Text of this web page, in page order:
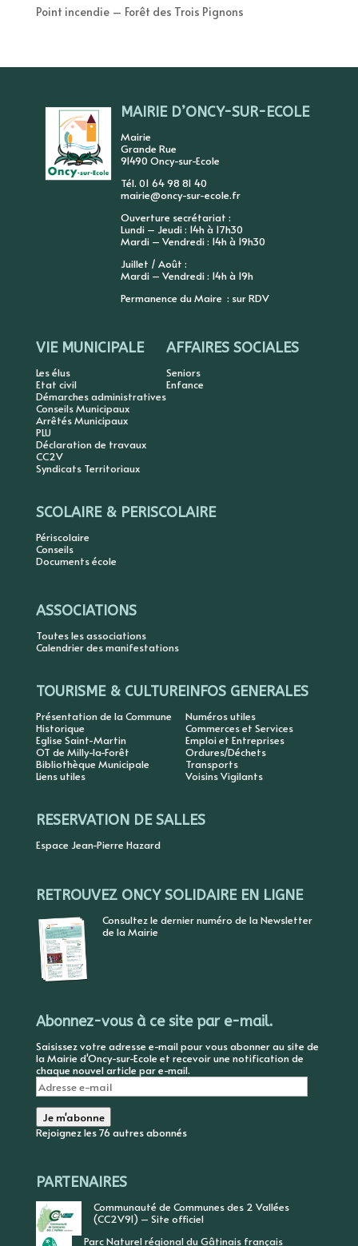
Point incendie – Forêt des Trois Pignons
MAIRIE D’ONCY-SUR-ECOLE
Mairie
Grande Rue
91490 Oncy-sur-Ecole
Tél. 01 64 98 81 40
mairie@oncy-sur-ecole.fr
Ouverture secrétariat :
Lundi – Jeudi : 14h à 17h30
Mardi – Vendredi : 14h à 19h30
Juillet / Août :
Mardi – Vendredi : 14h à 19h
Permanence du Maire : sur RDV
VIE MUNICIPALE
Les élus
Etat civil
Démarches administratives
Conseils Municipaux
Arrêtés Municipaux
PLU
Déclaration de travaux
CC2V
Syndicats Territoriaux
AFFAIRES SOCIALES
Seniors
Enfance
SCOLAIRE & PERISCOLAIRE
Périscolaire
Conseils
Documents école
ASSOCIATIONS
Toutes les associations
Calendrier des manifestations
TOURISME & CULTURE
Présentation de la Commune
Historique
Eglise Saint-Martin
OT de Milly-la-Forêt
Bibliothèque Municipale
Liens utiles
INFOS GENERALES
Numéros utiles
Commerces et Services
Emploi et Entreprises
Ordures/Déchets
Transports
Voisins Vigilants
RESERVATION DE SALLES
Espace Jean-Pierre Hazard
RETROUVEZ ONCY SOLIDAIRE EN LIGNE
Consultez le dernier numéro de la Newsletter
de la Mairie
Abonnez-vous à ce site par e-mail.
Saisissez votre adresse e-mail pour vous abonner au site de
la Mairie d'Oncy-sur-Ecole et recevoir une notification de
chaque nouvel article par e-mail.
Adresse
e-
mail
Je m'abonne
Rejoignez les 76 autres abonnés
PARTENAIRES
Communauté de Communes des 2 Vallées
(CC2V91) – Site officiel
Parc Naturel régional du Gâtinais français